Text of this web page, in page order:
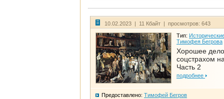
10.02.2023 | 11 Кбайт | просмотров: 643
Тип:
Тимофея Бегрова
Хорошее дело
соцстрахом
Часть 2
подробнее
Предоставлено: Тимофей Бегров